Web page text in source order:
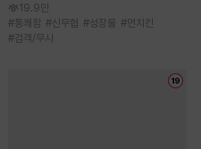
19.9만
#통쾌함 #신무협 #성장물 #먼치킨
#검객/무사